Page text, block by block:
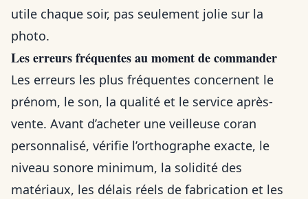
utile chaque soir, pas seulement jolie sur la
photo.
Les erreurs fréquentes au moment de commander
Les erreurs les plus fréquentes concernent le
prénom, le son, la qualité et le service après-
vente. Avant d’acheter une veilleuse coran
personnalisé, vérifie l’orthographe exacte, le
niveau sonore minimum, la solidité des
matériaux, les délais réels de fabrication et les